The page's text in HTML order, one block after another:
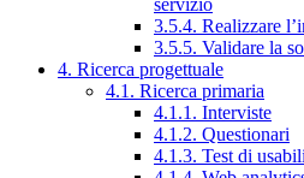
servizio
3.5.4. Realizzare
3.5.5. Validare la
4. Ricerca progettuale
4.1. Ricerca primaria
4.1.1. Interviste
4.1.2. Questionari
4.1.3. Test di